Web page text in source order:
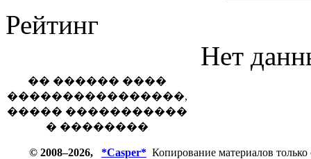
Рейтинг
Нет
�� ������ ����
����������������,
����� �����������
� ��������
© 2008–2026, *Casper* Копирование материалов